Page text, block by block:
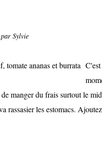
par Sylvie
manger du frais surtout le
rassasier les estomacs.